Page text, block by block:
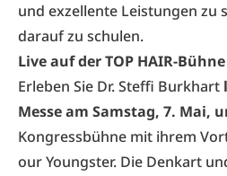
und exzellente Leistungen zu
darauf zu schulen.
Live auf der TOP HAIR-Bühne
Erleben Sie Dr. Steffi Burkhart
Messe am Samstag, 7. Mai,
Kongressbühne mit ihrem
our Youngster. Die Denkart